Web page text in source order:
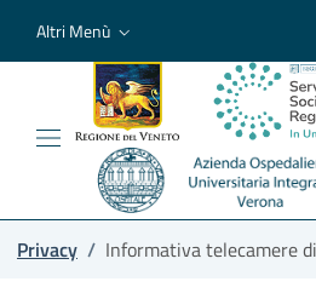
Altri Menù
Privacy / Informativa telecamere